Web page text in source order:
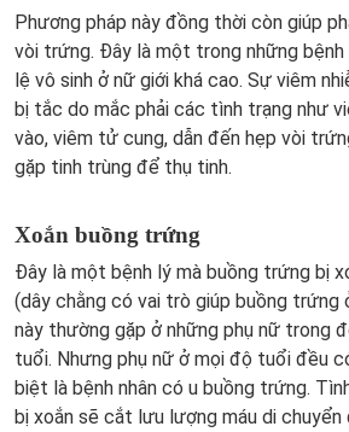
Phương pháp này đồng thời còn giúp
vòi trứng. Đây là một trong những
lệ vô sinh ở nữ giới khá cao. Sự viêm
bị tắc do mắc phải các tình trạng như
vào, viêm tử cung, dẫn đến hẹp vòi
gặp tinh trùng để thụ tinh.
Xoắn buồng trứng
Đây là một bệnh lý mà buồng trứng bị
(dây chằng có vai trò giúp buồng trứng
này thường gặp ở những phụ nữ trong
tuổi. Nhưng phụ nữ ở mọi độ tuổi đều
biệt là bệnh nhân có u buồng trứng.
bị xoắn sẽ cắt lưu lượng máu di